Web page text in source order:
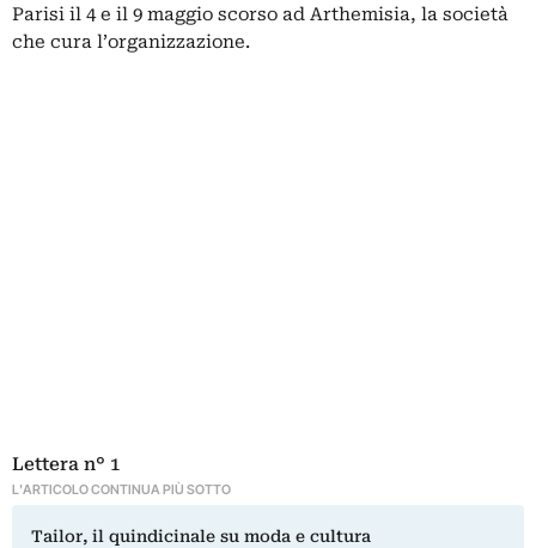
Parisi il 4 e il 9 maggio scorso ad Arthemisia, la società
che cura l’organizzazione.
Lettera n° 1
L'ARTICOLO CONTINUA PIÙ SOTTO
Tailor, il quindicinale su moda e cultura